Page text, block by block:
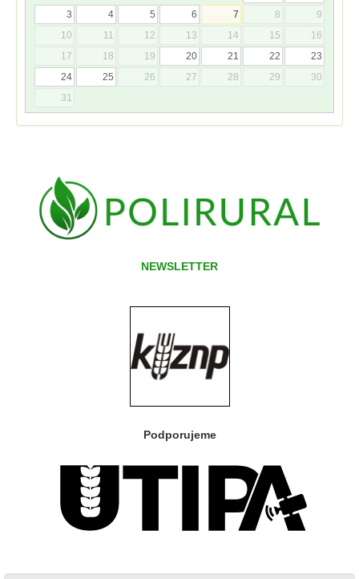
3
4 5 6 7 8
9
10
11 12 13 14 15
16
17
18 19 20 21 22
23
24
25 26 27 28 29
30
31
NEWSLETTER
Podporujeme